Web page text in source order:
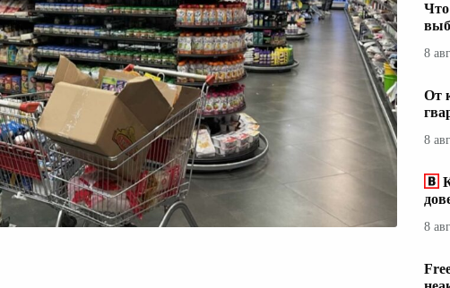
8
От
8
8